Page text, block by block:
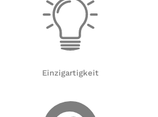
Einzigartigkeit